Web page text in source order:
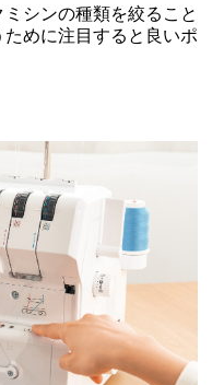
シンの種類を絞ること
めに注目すると良いポ